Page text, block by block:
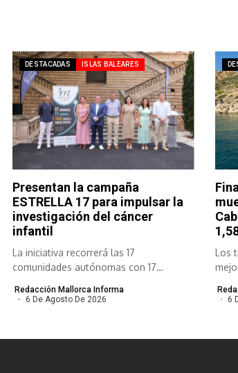
DESTACADAS ISLAS BALEARES
Presentan la campaña
ESTRELLA 17 para impulsar la
investigación del cáncer
infantil
La iniciativa recorrerá las 17
comunidades autónomas con 17
Redacción Mallorca Informa
6 De Agosto De 2026
Los
6